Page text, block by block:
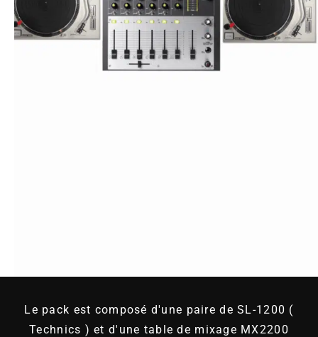
Le pack est composé d'une paire de SL-1200 (
Technics ) et d'une table de mixage MX2200